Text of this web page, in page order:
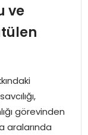
ve
görevinden
aralarında